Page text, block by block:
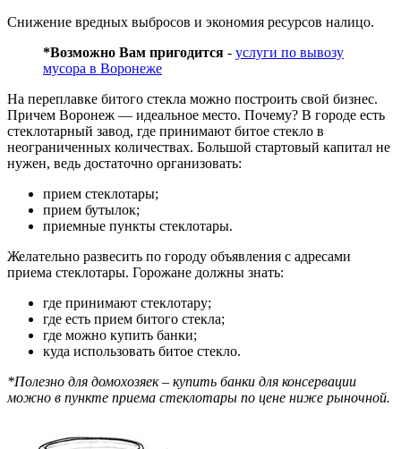
Снижение вредных выбросов и экономия ресурсов налицо.
*Возможно Вам пригодится - услуги по вывозу
мусора в Воронеже
На переплавке битого стекла можно построить свой бизнес.
Причем Воронеж — идеальное место. Почему? В городе есть
стеклотарный завод, где принимают битое стекло в
неограниченных количествах. Большой стартовый капитал не
нужен, ведь достаточно организовать:
прием стеклотары;
прием бутылок;
приемные пункты стеклотары.
Желательно развесить по городу объявления с адресами
приема стеклотары. Горожане должны знать:
где принимают стеклотару;
где есть прием битого стекла;
где можно купить банки;
куда использовать битое стекло.
*Полезно для домохозяек – купить банки для консервации
можно в пункте приема стеклотары по цене ниже рыночной.